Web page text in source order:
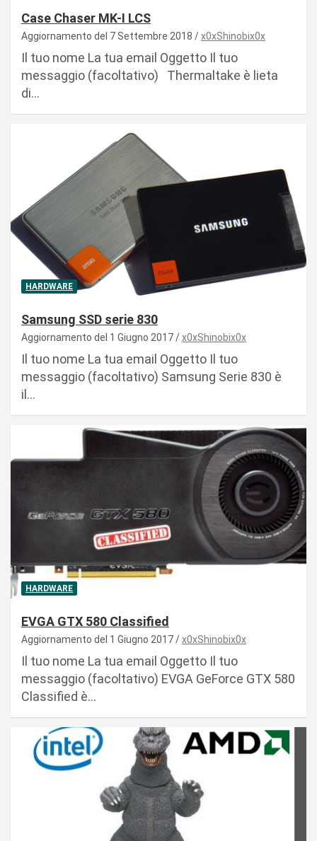
Case Chaser MK-I LCS
Aggiornamento del 7 Settembre 2018 x0xShinobix0x
Il tuo nome La tua email Oggetto Il tuo
messaggio (facoltativo) Thermaltake è lieta
di…
HARDWARE
Samsung SSD serie 830
Aggiornamento del 1 Giugno 2017 x0xShinobix0x
Il tuo nome La tua email Oggetto Il tuo
messaggio (facoltativo) Samsung Serie 830 è
il…
HARDWARE
EVGA GTX 580 Classified
Aggiornamento del 1 Giugno 2017 x0xShinobix0x
Il tuo nome La tua email Oggetto Il tuo
messaggio (facoltativo) EVGA GeForce GTX 580
Classified è…